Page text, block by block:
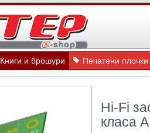
Книги и брошури Печатени
Hi-Fi
класа А